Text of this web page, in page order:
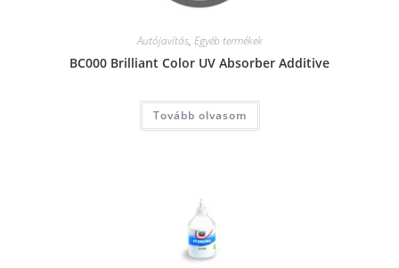
Autójavítás, Egyéb termékek
BC000 Brilliant Color UV Absorber Additive
Tovább olvasom